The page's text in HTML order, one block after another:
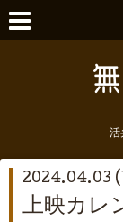
活
2024.04.03
上映カレ